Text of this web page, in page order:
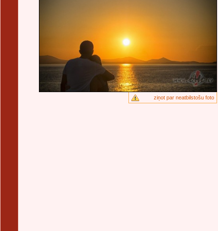
ziņot par neatbilstošu foto